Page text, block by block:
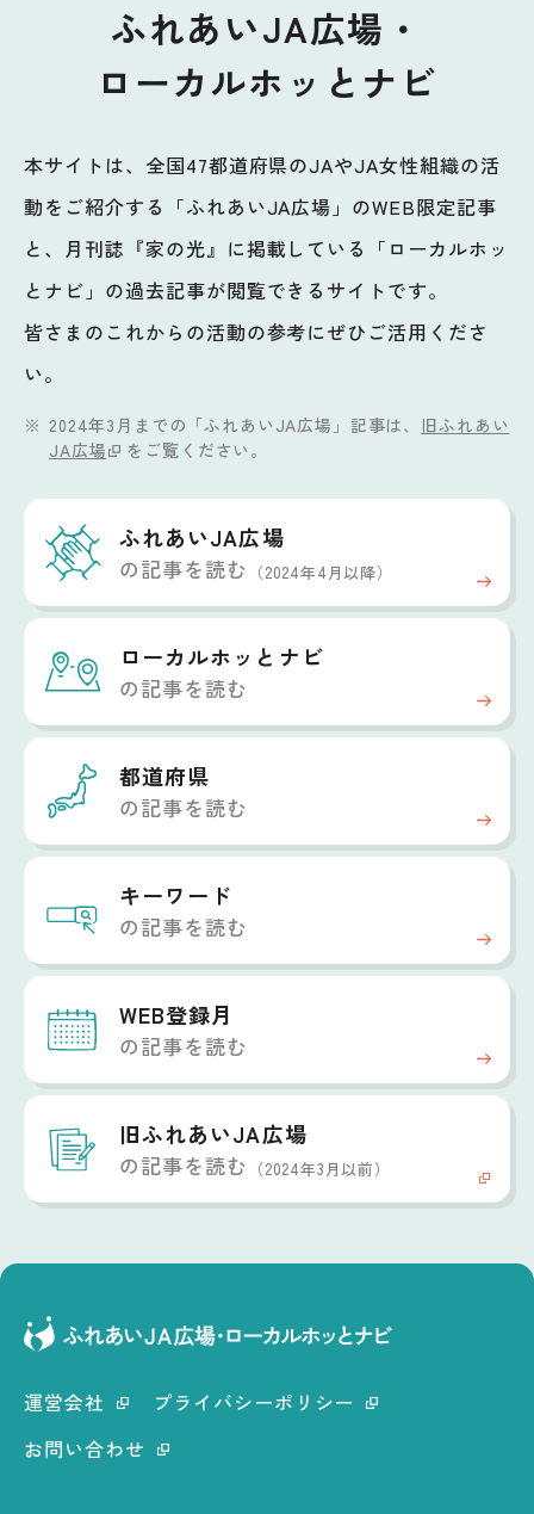
ふれあいJA広場・
ローカルホッとナビ
本サイトは、全国47都道府県のJAやJA女性組織の活
動をご紹介する「ふれあいJA広場」のWEB限定記事
と、月刊誌『家の光』に掲載している「ローカルホッ
とナビ」の過去記事が閲覧できるサイトです。
皆さまのこれからの活動の参考にぜひご活用くださ
い。
2024年3月までの「ふれあいJA広場」記事は、 旧ふれあい
JA広場
をご覧ください。
ふれあいJA広場
の記事を読む （2024年4月以降）
ローカルホッと ナビ
の記事を読む
都道府県
の記事を読む
キーワード
の記事を読む
WEB登録月
の記事を読む
旧ふれあいJA広場
の記事を読む （2024年3月以前）
運営会社
プライバシーポリシー
お問い合わせ